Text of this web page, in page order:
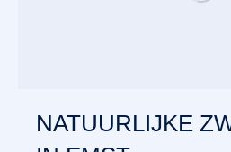
NATUURLIJKE